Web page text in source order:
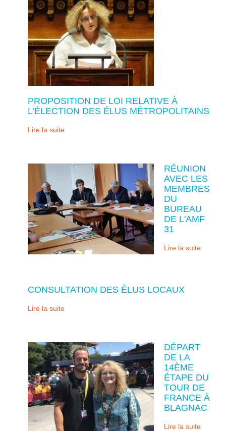
PROPOSITION DE LOI RELATIVE À
L'ÉLECTION DES ÉLUS MÉTROPOLITAINS
Lire la suite
RÉUNION
AVEC LES
MEMBRES
DU
BUREAU
DE L'AMF
31
Lire la suite
CONSULTATION DES ÉLUS LOCAUX
Lire la suite
DÉPART
DE LA
14ÈME
ÉTAPE DU
TOUR DE
FRANCE À
BLAGNAC
Lire la suite